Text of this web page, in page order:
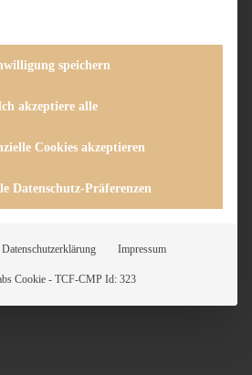
speichern
akzeptiere alle
Cookies akzeptieren
Datenschutz-Präferenzen
Datenschutzerklärung Impressum
Cookie - TCF-CMP Id: 323